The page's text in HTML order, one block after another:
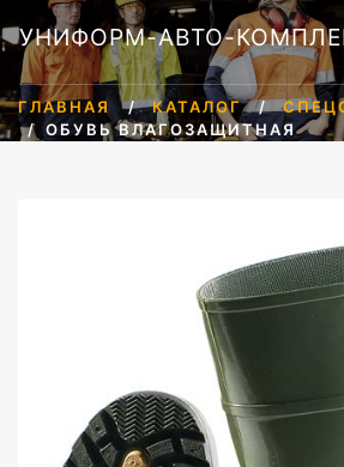
УНИФОРМ-АВТО-
ГЛАВНАЯ КАТАЛОГ
ОБУВЬ ВЛАГОЗАЩИТНАЯ